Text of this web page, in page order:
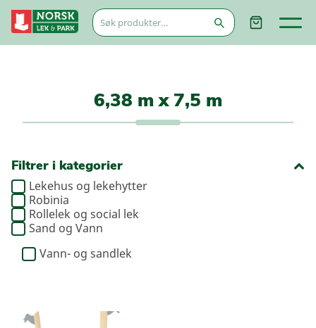
Søk
etter:
6,38 m x 7,5 m
Filtrer i kategorier
Lekehus og lekehytter
Robinia
Rollelek og social lek
Sand og Vann
Vann- og sandlek